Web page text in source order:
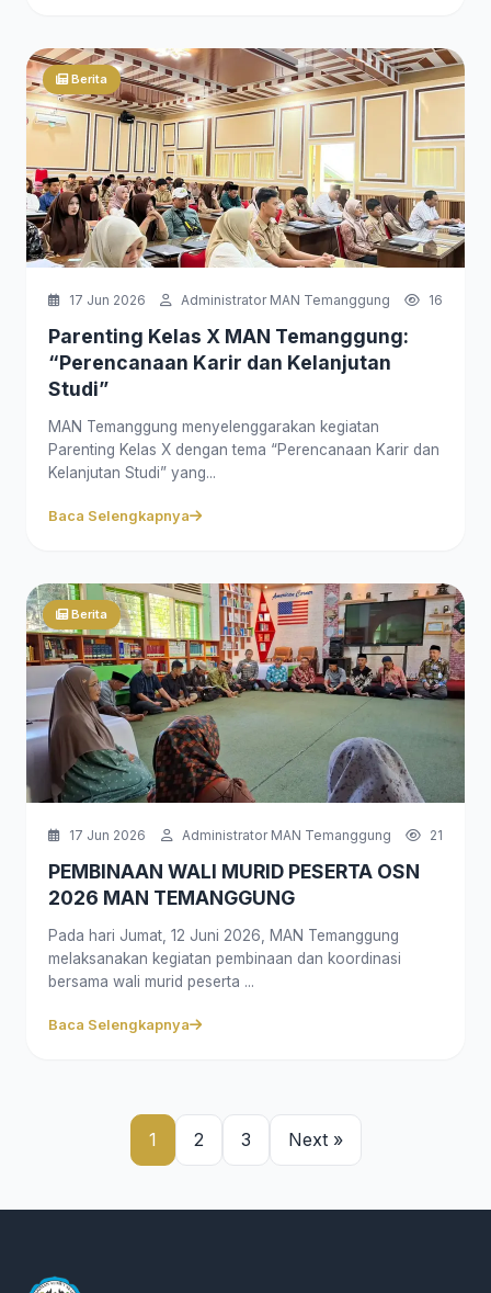
Berita
17 Jun 2026 Administrator MAN Temanggung 16
Parenting Kelas X MAN Temanggung:
“Perencanaan Karir dan Kelanjutan
Studi”
MAN Temanggung menyelenggarakan kegiatan
Parenting Kelas X dengan tema “Perencanaan Karir dan
Kelanjutan Studi” yang...
Baca Selengkapnya
Berita
17 Jun 2026 Administrator MAN Temanggung 21
PEMBINAAN WALI MURID PESERTA OSN
2026 MAN TEMANGGUNG
Pada hari Jumat, 12 Juni 2026, MAN Temanggung
melaksanakan kegiatan pembinaan dan koordinasi
bersama wali murid peserta ...
Baca Selengkapnya
1 2 3 Next »